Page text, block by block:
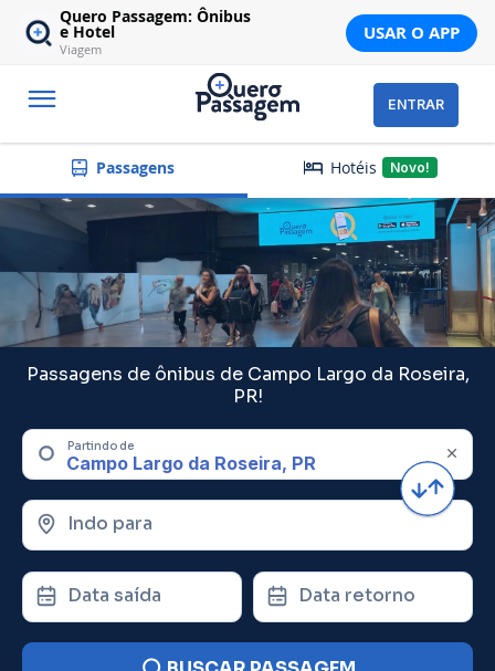
Quero Passagem: Ônibus
e Hotel
Viagem
USAR O APP
ENTRAR
Passagens Hotéis Novo!
Passagens de ônibus de Campo Largo da Roseira,
PR!
Partindo de
Indo para
Data saída Data retorno